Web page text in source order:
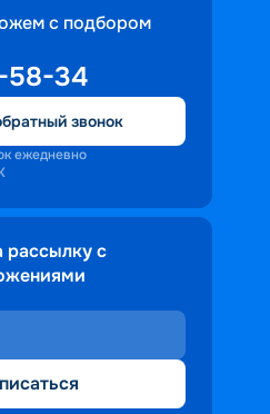
с подбором
58-34
звонок
ежедневно
рассылку с